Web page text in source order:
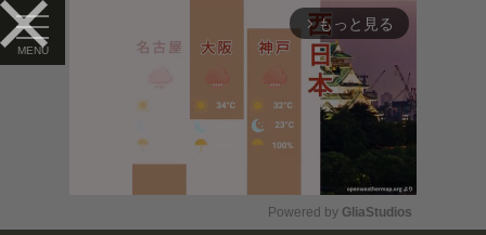
arrow_forward_ios もっと見る
Powered by GliaStudios